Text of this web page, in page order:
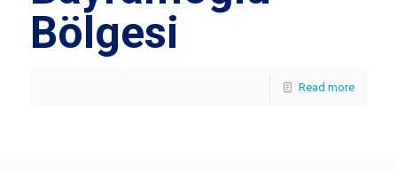
Bölgesi
Read more